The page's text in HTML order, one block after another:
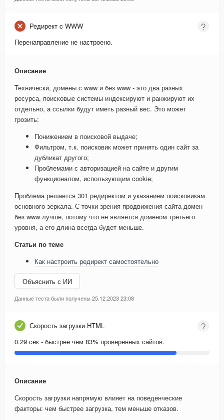
Редирект c WWW
Перенаправление не настроено.
Описание
Технически, домены с www и без www - это два разных
ресурса, поисковые системы индексируют и ранжируют их
отдельно, а ссылки будут иметь разный вес. Это может
грозить:
Понижением в поисковой выдаче;
Фильтром, т.к. поисковик может принять один сайт за
дубликат другого;
Проблемами с авторизацией на сайте и другим
функционалом, использующим cookie;
Проблема решается 301 редиректом и указанием поисковикам
основного зеркала. С точки зрения продвижения сайта домен
без www лучше, потому что не является доменом третьего
уровня, а его длина всегда будет меньше.
Статьи по теме
Как настроить редирект самостоятельно
Объяснить с ИИ
Данные теста были получены 25.12.2023 23:08
Скорость загрузки HTML
0.29 сек - быстрее чем 83% проверенных сайтов.
Описание
Скорость загрузки напрямую влияет на поведенческие
факторы: чем быстрее загрузка, тем меньше отказов.